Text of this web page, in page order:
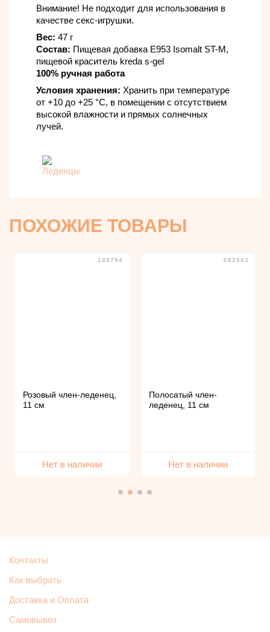
Внимание! Не подходит для использования в
качестве секс-игрушки.
Вес: 47 г
Состав: Пищевая добавка Е953 Isomalt ST-M,
пищевой краситель kreda s-gel
100% ручная работа
Условия хранения: Хранить при температуре
от +10 до +25 °C, в помещении с отсутствием
высокой влажности и прямых солнечных
лучей.
ПОХОЖИЕ ТОВАРЫ
140794
Розовый член-леденец,
11 см
Нет в наличии
682543
Полосатый член-
леденец, 11 см
Нет в наличии
Контакты
Как выбрать
Доставка и Оплата
Самовывоз